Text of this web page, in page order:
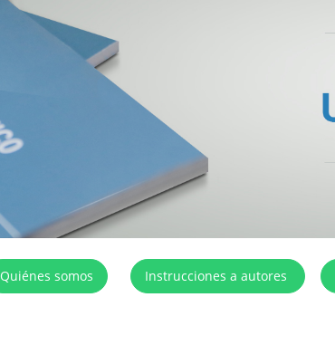
Quiénes somos Instrucciones a autores